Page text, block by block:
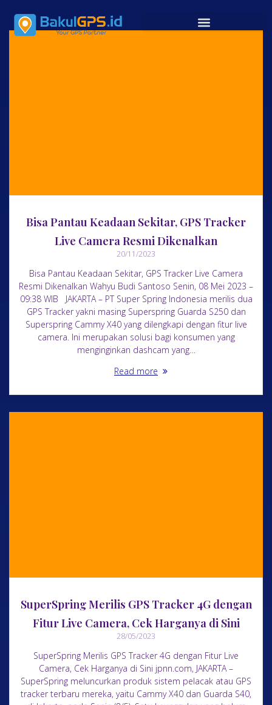
Bisa Pantau Keadaan Sekitar, GPS Tracker
Live Camera Resmi Dikenalkan
20/11/2023
Bisa Pantau Keadaan Sekitar, GPS Tracker Live Camera
Resmi Dikenalkan Wahyu Budi Santoso Senin, 08 Mei 2023 –
09:38 WIB JAKARTA – PT Super Spring Indonesia merilis dua
GPS Tracker yakni masing Superspring Guarda S250 dan
Superspring Cammy X40 yang dilengkapi dengan fitur live
camera. Ini merupakan solusi bagi konsumen yang
menginginkan dashcam yang…
Read more
SuperSpring Merilis GPS Tracker 4G dengan
Fitur Live Camera, Cek Harganya di Sini
28/05/2023
SuperSpring Merilis GPS Tracker 4G dengan Fitur Live
Camera, Cek Harganya di Sini jpnn.com, JAKARTA –
SuperSpring meluncurkan produk sistem pelacak atau GPS
tracker terbaru mereka, yaitu Cammy X40 dan Guarda S40,